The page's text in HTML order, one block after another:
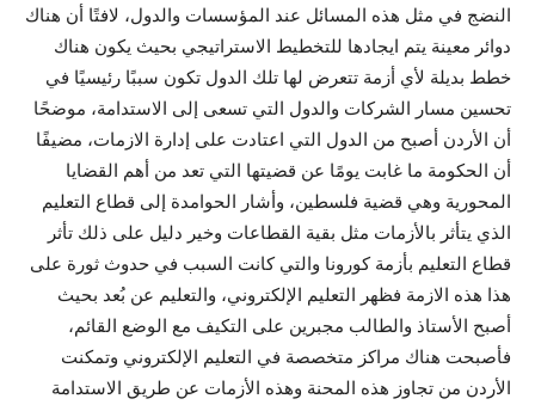
النضج في مثل هذه المسائل عند المؤسسات والدول، لافتًا أن هناك
دوائر معينة يتم ايجادها للتخطيط الاستراتيجي بحيث يكون هناك
خطط بديلة لأي أزمة تتعرض لها تلك الدول تكون سببًا رئيسيًا في
تحسين مسار الشركات والدول التي تسعى إلى الاستدامة، موضحًا
أن الأردن أصبح من الدول التي اعتادت على إدارة الازمات، مضيفًا
أن الحكومة ما غابت يومًا عن قضيتها التي تعد من أهم القضايا
المحورية وهي قضية فلسطين، وأشار الحوامدة إلى قطاع التعليم
الذي يتأثر بالأزمات مثل بقية القطاعات وخير دليل على ذلك تأثر
قطاع التعليم بأزمة كورونا والتي كانت السبب في حدوث ثورة على
هذا هذه الازمة فظهر التعليم الإلكتروني، والتعليم عن بُعد بحيث
أصبح الأستاذ والطالب مجبرين على التكيف مع الوضع القائم،
فأصبحت هناك مراكز متخصصة في التعليم الإلكتروني وتمكنت
الأردن من تجاوز هذه المحنة وهذه الأزمات عن طريق الاستدامة